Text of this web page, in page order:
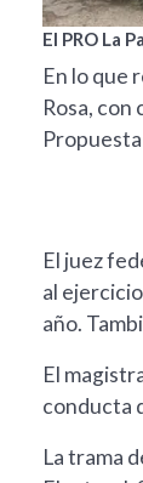
El PRO La
En lo que
Rosa,
El juez
al
año.
El
conducta
La trama